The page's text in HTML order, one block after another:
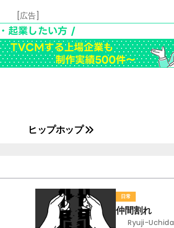
[広告]
ヒップホップ
日常
仲間割れ
Ryuji-Uchida